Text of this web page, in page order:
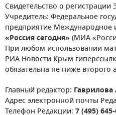
Свидетельство о
Учредитель: Федеральное
предприятие Международное
«Россия сегодня» (МИА
При любом использовании
РИА Новости Крым
обязательна не ниже второго
Главный редактор: Гаврилова
Адрес электронной почты
Телефон Редакции: 7 (495)